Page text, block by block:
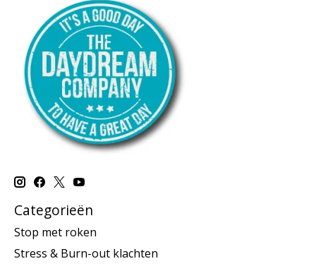
Categorieën
Stop met roken
Stress & Burn-out klachten